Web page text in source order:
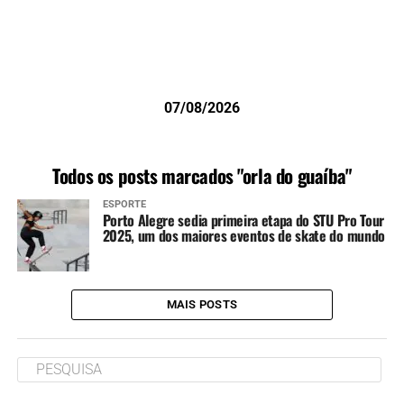
07/08/2026
Todos os posts marcados "orla do guaíba"
ESPORTE
Porto Alegre sedia primeira etapa do STU Pro Tour
2025, um dos maiores eventos de skate do mundo
MAIS POSTS